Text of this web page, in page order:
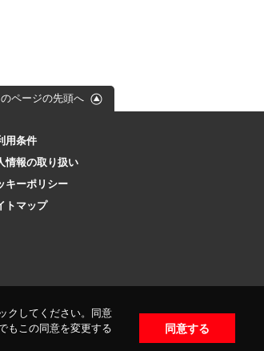
クしてください。同意
もこの同意を変更する
同意する
ページの先頭へ
用条件
情報の取り扱い
キーポリシー
トマップ